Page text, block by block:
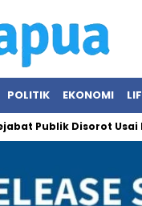
POLITIK EKONOMI
Disorot Usai